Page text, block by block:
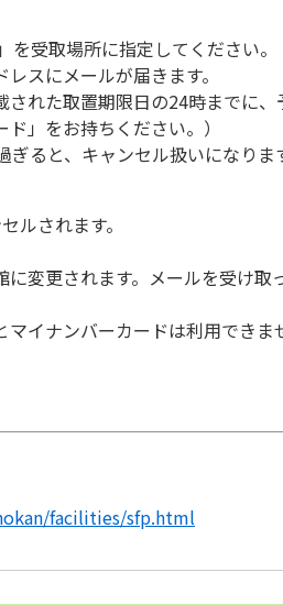
受取場所に指定してください。
スにメールが届きます。
れた取置期限日の24時までに
」をお持ちください。）
ると、キャンセル扱いになりま
ルされます。
変更されます。メールを受け取
イナンバーカードは利用できま
facilities/sfp.html